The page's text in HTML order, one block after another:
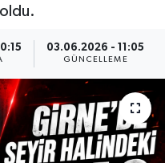
03.06.2026 - 11:05
GÜNCELLEME